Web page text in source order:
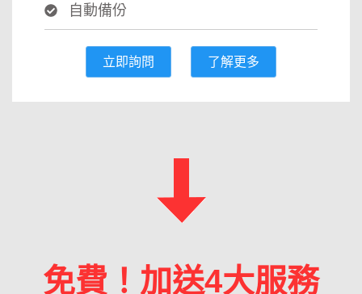
自動備份
立即詢問 了解更多
免費！加送4大服務